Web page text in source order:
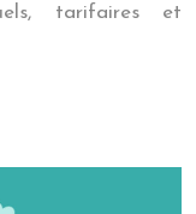
tarifaires et